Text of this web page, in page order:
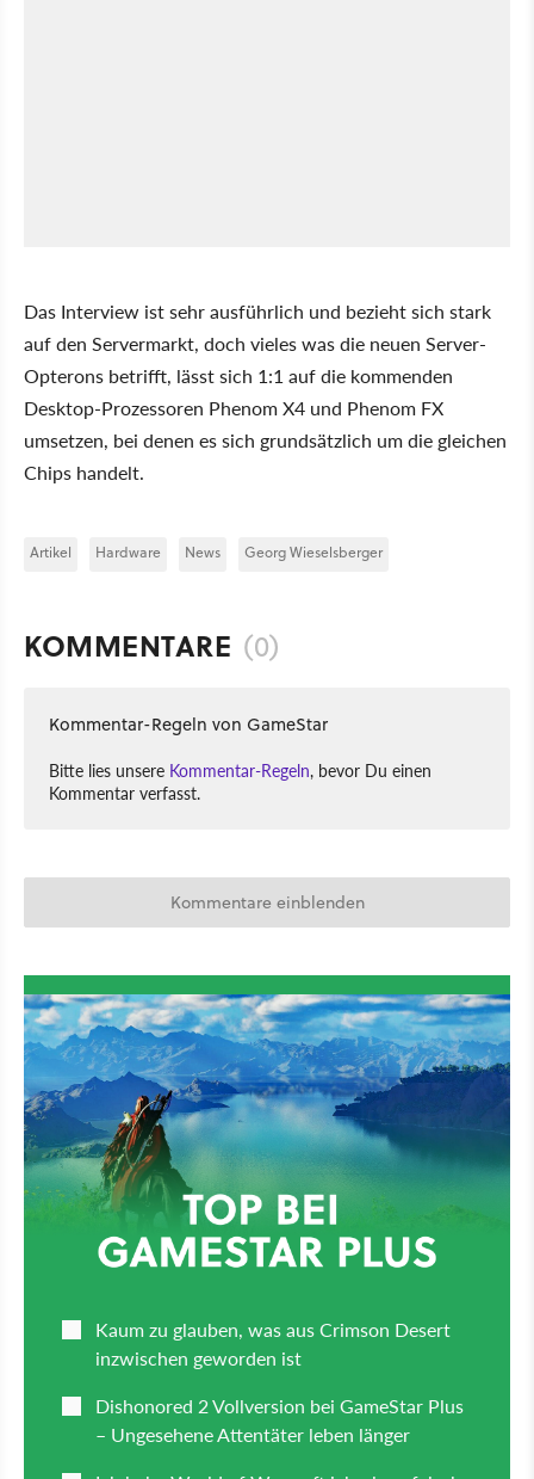
Das Interview ist sehr ausführlich und bezieht sich stark
auf den Servermarkt, doch vieles was die neuen Server-
Opterons betrifft, lässt sich 1:1 auf die kommenden
Desktop-Prozessoren Phenom X4 und Phenom FX
umsetzen, bei denen es sich grundsätzlich um die gleichen
Chips handelt.
Artikel Hardware News Georg Wieselsberger
KOMMENTARE (0)
Kommentar-Regeln von GameStar
Bitte lies unsere Kommentar-Regeln, bevor Du einen
Kommentar verfasst.
Kommentare einblenden